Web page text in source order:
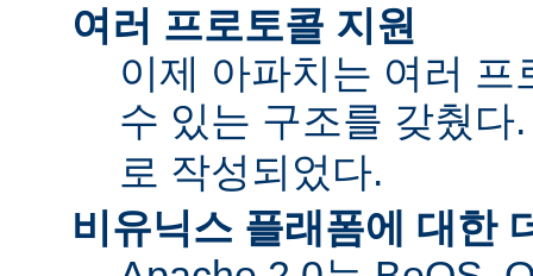
여러 프로토콜 지원
이제 아파치는 여러
수 있는 구조를 갖췄
로 작성되었다.
비유닉스 플래폼에 대한